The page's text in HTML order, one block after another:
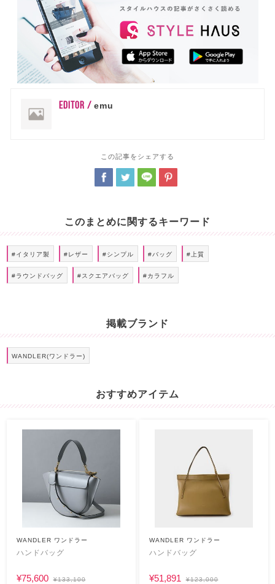
EDITOR /emu
この記事をシェアする
このまとめに関するキーワード
#イタリア製 #レザー #シンプル #バッグ #上質
#ラウンドバッグ #スクエアバッグ #カラフル
掲載ブランド
WANDLER(ワンドラー)
おすすめアイテム
WANDLER ワンドラー
ハンドバッグ
¥75,600 ¥133,100
WANDLER ワンドラー
ハンドバッグ
¥51,891 ¥123,000